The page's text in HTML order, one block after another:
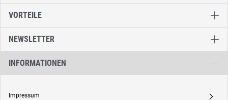
VORTEILE
NEWSLETTER
INFORMATIONEN
Impressum A